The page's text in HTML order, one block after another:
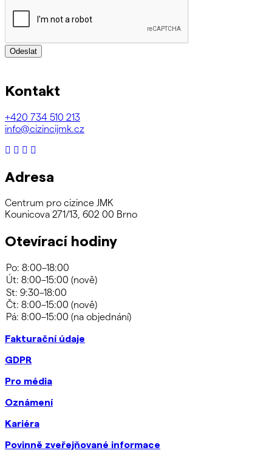
Odeslat
Kontakt
+420 734 510 213
info@cizincijmk.cz
Adresa
Centrum pro cizince JMK
Kounicova 271/13, 602 00 Brno
Otevírací hodiny
Fakturační údaje
GDPR
Pro média
Oznámení
Kariéra
Povinně zveřejňované informace